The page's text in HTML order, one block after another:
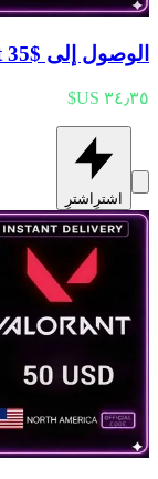
الوصول إلى Riot 35$
اشترِ اشترِ